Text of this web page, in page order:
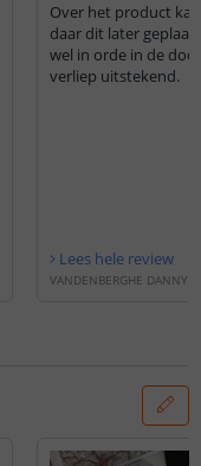
Over het product
daar dit later
wel in orde in de
verliep uitstekend.
Lees hele review
VANDENBERGHE DANNY